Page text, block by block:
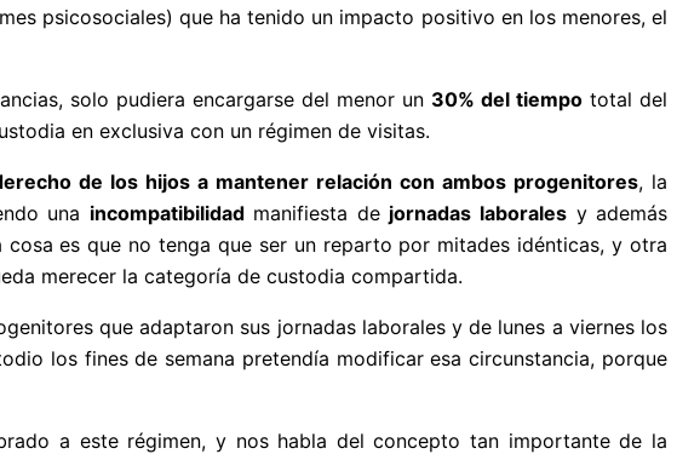
psicosociales) que ha tenido un impacto positivo en los menores, el
solo pudiera encargarse del menor un 30% del tiempo total del
en exclusiva con un régimen de visitas.
de los hijos a mantener relación con ambos progenitores, la
una incompatibilidadmanifiesta de jornadas laboralesy además
es que no tenga que ser un reparto por mitades idénticas, y otra
merecer la categoría de custodia compartida.
que adaptaron sus jornadas laborales y de lunes a viernes los
los fines de semana pretendía modificar esa circunstancia, porque
a este régimen, y nos habla del concepto tan importante de la